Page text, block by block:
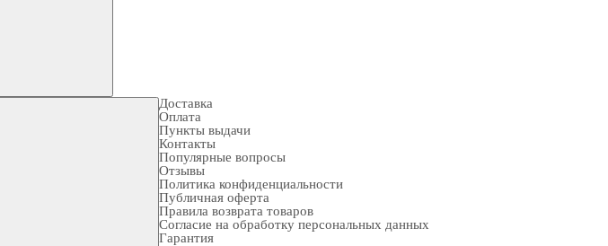
Доставка
Оплата
Пункты выдачи
Контакты
Популярные вопросы
Отзывы
Политика конфиденциальности
Публичная оферта
Правила возврата товаров
Согласие на обработку персональных данных
Гарантия